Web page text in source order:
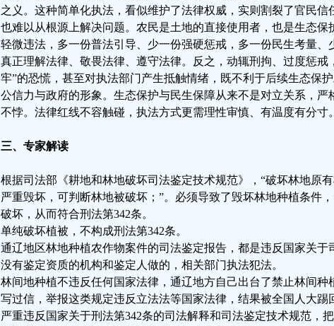
之义。这种简单化执法，看似维护了法律权威，实则割裂了官民信
也难以从根源上解决问题。农民是土地的直接使用者，也是生态保
轻微违法，多一份普法引导、少一份强硬惩戒，多一份民生考量、
真正理解法律、敬畏法律、遵守法律。反之，动辄刑拘、过度惩戒
牢”的恐慌，甚至对执法部门产生抵触情绪，既不利于后续生态保
公信力与政府的形象。生态保护与民生保障从来不是对立关系，严
不悖。法律红线不容触碰，执法方式更需理性审慎、有温度有分寸
三、专家解读
根据司法部《耕地和林地破坏司法鉴定技术规范》，“破坏林地原
严重毁坏，可判断林地被破坏；”。必须导致了毁坏林地种植条件
破坏，从而符合刑法第342条。
单纯破坏植被，不构成刑法第342条。
通辽地区林地种植农作物案件的司法鉴定报告，都是违反国家关于
没有鉴定资质的机构和鉴定人做的，相关部门执法犯法。
林间地种植不违反任何国家法律，通辽地方自己出台了禁止林间种
写过信，举报这类规定违反立法法等国家法律，结果被全国人大踢
严重违反国家关于刑法第342条的司法解释和司法鉴定技术规范，